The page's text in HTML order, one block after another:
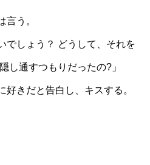
言う。
でしょう？ どうして、それを
し通すつもりだったの?」
好きだと告白し、キスする。